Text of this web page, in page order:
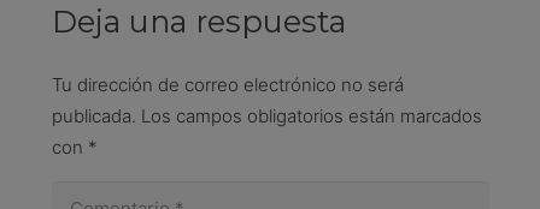
Deja una respuesta
Tu dirección de correo electrónico no será
publicada. Los campos obligatorios están marcados
con *